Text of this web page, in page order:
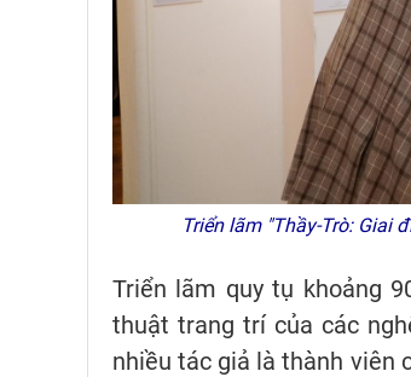
Triển lãm "Thầy-Trò: Giai
Triển lãm quy tụ khoảng
thuật trang trí của các
nhiều tác giả là thành viên